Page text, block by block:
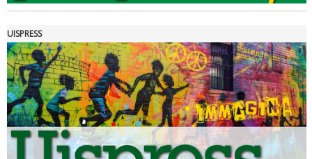
Tiziano Pesce nel Cda di Fondazione Terzjus: prima riunione a
UISPRESS